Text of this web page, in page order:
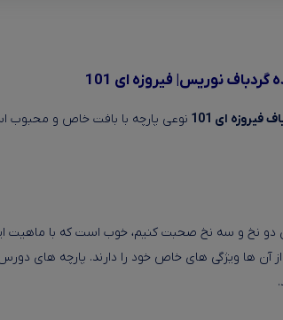
نوریس| فیروزه ای 101
ای 101
نوعی پارچه با بافت خاص و محبوب
دو نخ و سه نخ صحبت کنیم، خوب است که با ماهیت
از آن ها ویژگی های خاص خود را دارند. پارچه های